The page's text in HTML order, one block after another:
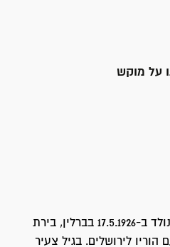
על מוקש
בן אלעזר-לודביג ולאה-לוציה. נולד ב-17.5.1926 בברלין, בירת
הוריו לירושלים. בגיל צעיר